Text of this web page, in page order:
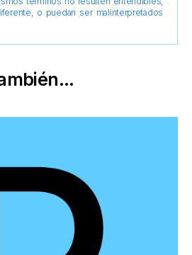
o puedan ser malinterpretados